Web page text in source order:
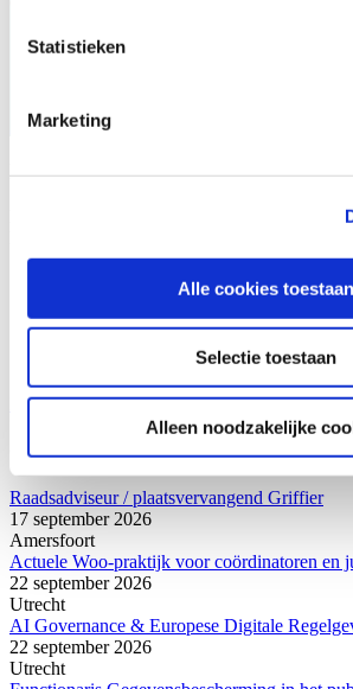
Statistieken
Marketing
Alle cookies toestaan
Selectie toestaan
Alleen noodzakelijke
Genoemd bedrag is exclusief 21% btw
Prijs is inclusief complimentary lunch,
Aanmelden
Incompany
Deze cursus liever met jouw eigen team en
De training is altijd maatwerk
Je bereikt als team hetzelfde niveau
Voorafgaand een vrijblijvend
Je bepaalt de data van de training
Incompany aanvragen
Ook interessant voor jou
Raadsadviseur / plaatsvervangend Griffier
17 september 2026
Amersfoort
Actuele Woo-praktijk voor coördinatoren en
22 september 2026
Utrecht
AI Governance & Europese Digitale
22 september 2026
Utrecht